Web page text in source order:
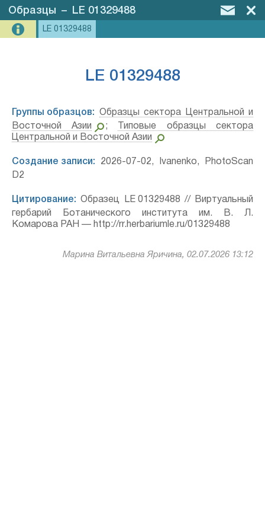
Образцы – LE 01329488
LE 01329488
LE 01329488
Группы образцов:
Образцы сектора Центральной и
Восточной Азии
;
Типовые образцы сектора
Центральной и Восточной Азии
Создание записи: 2026-07-02, Ivanenko, PhotoScan
D2
Цитирование: Образец LE 01329488 // Виртуальный
гербарий Ботанического института им. В. Л.
Комарова РАН — http://rr.herbariumle.ru/01329488
Марина Витальевна Яричина, 02.07.2026 13:12